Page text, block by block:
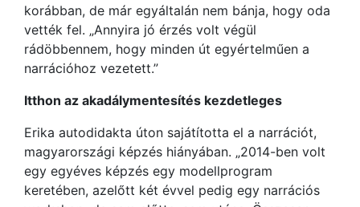
korábban, de már egyáltalán nem bánja, hogy oda
vették fel. „Annyira jó érzés volt végül
rádöbbennem, hogy minden út egyértelműen a
narrációhoz vezetett.”
Itthon az akadálymentesítés kezdetleges
Erika autodidakta úton sajátította el a narrációt,
magyarországi képzés hiányában. „2014-ben volt
egy egyéves képzés egy modellprogram
keretében, azelőtt két évvel pedig egy narrációs